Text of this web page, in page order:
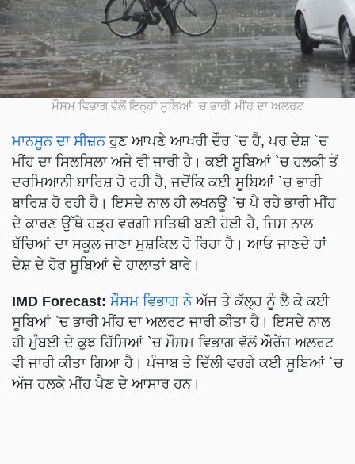
ਮੌਸਮ ਵਿਭਾਗ ਵੱਲੋਂ ਇਨ੍ਹਾਂ ਸੂਬਿਆਂ `ਚ ਭਾਰੀ ਮੀਂਹ ਦਾ ਅਲਰਟ
ਮਾਨਸੂਨ ਦਾ ਸੀਜ਼ਨਹੁਣ ਆਪਣੇ ਆਖਰੀ ਦੌਰ `ਚ ਹੈ, ਪਰ ਦੇਸ਼ `ਚ
ਮੀਂਹ ਦਾ ਸਿਲਸਿਲਾ ਅਜੇ ਵੀ ਜਾਰੀ ਹੈ। ਕਈ ਸੂਬਿਆਂ `ਚ ਹਲਕੀ ਤੋਂ
ਦਰਮਿਆਨੀ ਬਾਰਿਸ਼ ਹੋ ਰਹੀ ਹੈ, ਜਦੋਂਕਿ ਕਈ ਸੂਬਿਆਂ `ਚ ਭਾਰੀ
ਬਾਰਿਸ਼ ਹੋ ਰਹੀ ਹੈ। ਇਸਦੇ ਨਾਲ ਹੀ ਲਖਨਊ `ਚ ਪੈ ਰਹੇ ਭਾਰੀ ਮੀਂਹ
ਦੇ ਕਾਰਣ ਉੱਥੇ ਹੜ੍ਹ ਵਰਗੀ ਸਤਿਥੀ ਬਣੀ ਹੋਈ ਹੈ, ਜਿਸ ਨਾਲ
ਬੱਚਿਆਂ ਦਾ ਸਕੂਲ ਜਾਣਾ ਮੁਸ਼ਕਿਲ ਹੋ ਰਿਹਾ ਹੈ। ਆਓ ਜਾਣਦੇ ਹਾਂ
ਦੇਸ਼ ਦੇ ਹੋਰ ਸੂਬਿਆਂ ਦੇ ਹਾਲਾਤਾਂ ਬਾਰੇ।
IMD Forecast: ਮੌਸਮ ਵਿਭਾਗ ਨੇਅੱਜ ਤੇ ਕੱਲ੍ਹ ਨੂੰ ਲੈ ਕੇ ਕਈ
ਸੂਬਿਆਂ `ਚ ਭਾਰੀ ਮੀਂਹ ਦਾ ਅਲਰਟ ਜਾਰੀ ਕੀਤਾ ਹੈ। ਇਸਦੇ ਨਾਲ
ਹੀ ਮੁੰਬਈ ਦੇ ਕੁਝ ਹਿੱਸਿਆਂ `ਚ ਮੌਸਮ ਵਿਭਾਗ ਵੱਲੋਂ ਔਰੇਂਜ ਅਲਰਟ
ਵੀ ਜਾਰੀ ਕੀਤਾ ਗਿਆ ਹੈ। ਪੰਜਾਬ ਤੇ ਦਿੱਲੀ ਵਰਗੇ ਕਈ ਸੂਬਿਆਂ `ਚ
ਅੱਜ ਹਲਕੇ ਮੀਂਹ ਪੈਣ ਦੇ ਆਸਾਰ ਹਨ।